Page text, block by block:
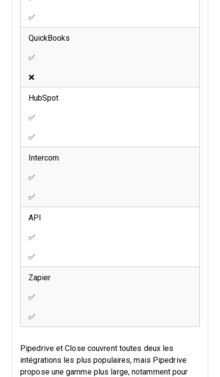
✅
QuickBooks
✅
❌
HubSpot
✅
✅
Intercom
✅
✅
API
✅
✅
Zapier
✅
✅
Pipedrive et Close couvrent toutes deux les
intégrations les plus populaires, mais Pipedrive
propose une gamme plus large, notamment pour